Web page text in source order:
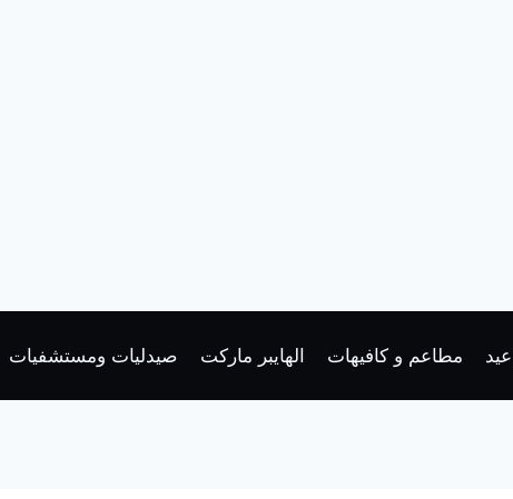
مطاعم و كافيهات الهايبر ماركت صيدليات ومستشفيات